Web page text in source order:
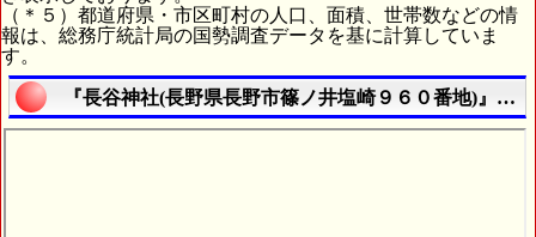
（＊５）都道府県・市区町村の人口、面積、世帯数などの情
報は、総務庁統計局の国勢調査データを基に計算していま
す。
『長谷神社(長野県長野市篠ノ井塩崎９６０番地)』の